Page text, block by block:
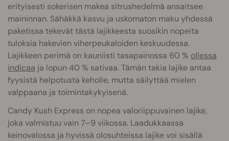
erityisesti sokerisen makea sitrushedelmä ansaitsee
maininnan. Sähäkkä kasvu ja uskomaton maku yhdessä
paketissa tekevät tästä lajikkeesta suosikin nopeita
tuloksia hakevien viherpeukaloiden keskuudessa.
Lajikkeen perimä on kauniisti tasapainossa 60 % ollessa
indicaa ja lopun 40 % sativaa. Tämän takia lajike antaa
fyysistä helpotusta keholle, mutta säilyttää mielen
valppaana ja toimintakykyisenä.
Candy Kush Express on nopea valoriippuvainen lajike,
joka valmistuu vain 7–9 viikossa. Laadukkaassa
keinovalossa ja hyvissä olosuhteissa lajike voi sisällä